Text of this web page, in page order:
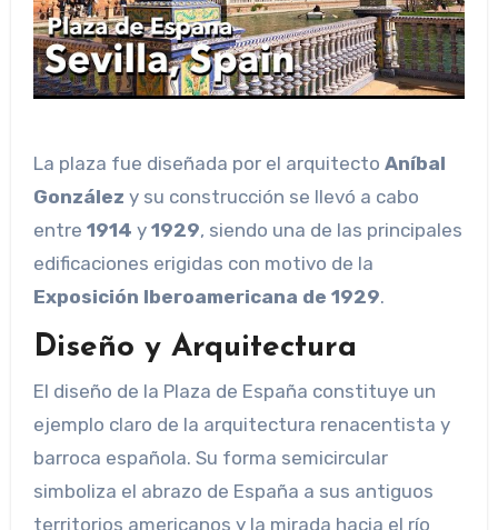
La plaza fue diseñada por el arquitecto Aníbal
González y su construcción se llevó a cabo
entre 1914 y 1929, siendo una de las principales
edificaciones erigidas con motivo de la
Exposición Iberoamericana de 1929.
Diseño y Arquitectura
El diseño de la Plaza de España constituye un
ejemplo claro de la arquitectura renacentista y
barroca española. Su forma semicircular
simboliza el abrazo de España a sus antiguos
territorios americanos y la mirada hacia el río